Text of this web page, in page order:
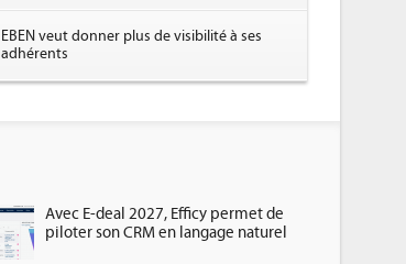
EBEN veut donner plus de visibilité à ses
adhérents
Avec E-deal 2027, Efficy permet de
piloter son CRM en langage naturel